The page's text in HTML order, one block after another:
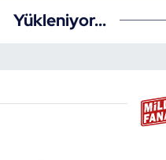
Yükleniyor...